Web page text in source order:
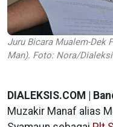
Juru Bicara Mualem-Dek
Man). Foto: Nora/
DIALEKSIS.COM |
Muzakir Manaf alias